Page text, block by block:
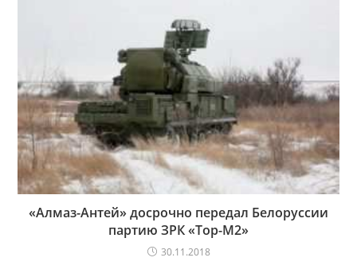
«Алмаз-Антей» досрочно передал Белоруссии
партию ЗРК «Тор-М2»
30.11.2018